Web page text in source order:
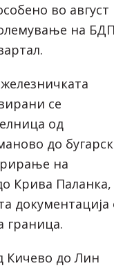
во август
на БДП
се
од
до
на
Крива Паланка,
документација
граница.
Кичево до Лин